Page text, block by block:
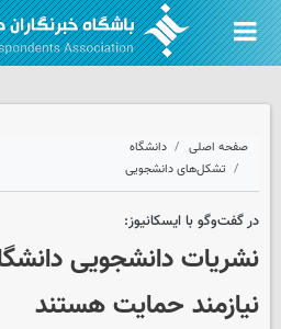
صفحه اصلی
دانشگاه
تشکل‌های دانشجویی
در گفت‌وگو با ایسکانیوز:
نشریات دانشجویی
نیازمند حمایت هستند